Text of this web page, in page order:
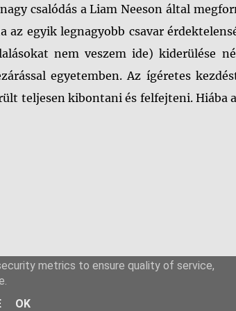
csalódás a Liam Neeson által
egyik legnagyobb csavar
nem veszem ide) kiderülése
egyetemben. Az ígéretes
teljesen kibontani és felfejteni. Hiába